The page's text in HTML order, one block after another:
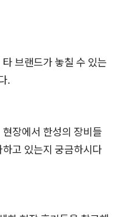
브랜드가 놓칠 수 있는
.
장에서 한성의 장비들
고 있는지 궁금하시다